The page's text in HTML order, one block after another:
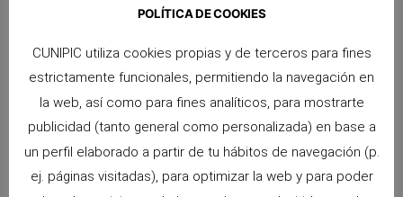
POLÍTICA DE COOKIES
CUNIPIC utiliza cookies propias y de terceros para fines
estrictamente funcionales, permitiendo la navegación en
la web, así como para fines analíticos, para mostrarte
publicidad (tanto general como personalizada) en base a
un perfil elaborado a partir de tu hábitos de navegación (p.
ej. páginas visitadas), para optimizar la web y para poder